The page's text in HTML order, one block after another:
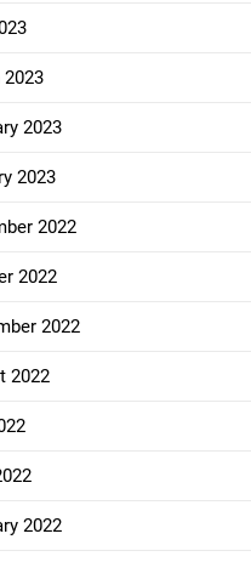
2023
2023
2023
2022
2022
2022
2022
2022